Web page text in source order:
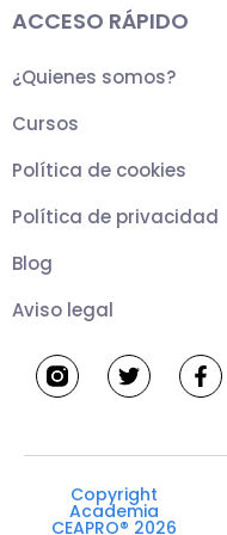
ACCESO RÁPIDO
¿Quienes somos?
Cursos
Política de cookies
Política de privacidad
Blog
Aviso legal
w
i
t
r
a
c
e
o
Copyright
Academia
CEAPRO® 2026